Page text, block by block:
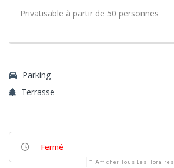
Privatisable à partir de 50 personnes
Parking
Terrasse
Fermé
Afficher Tous Les Horaires